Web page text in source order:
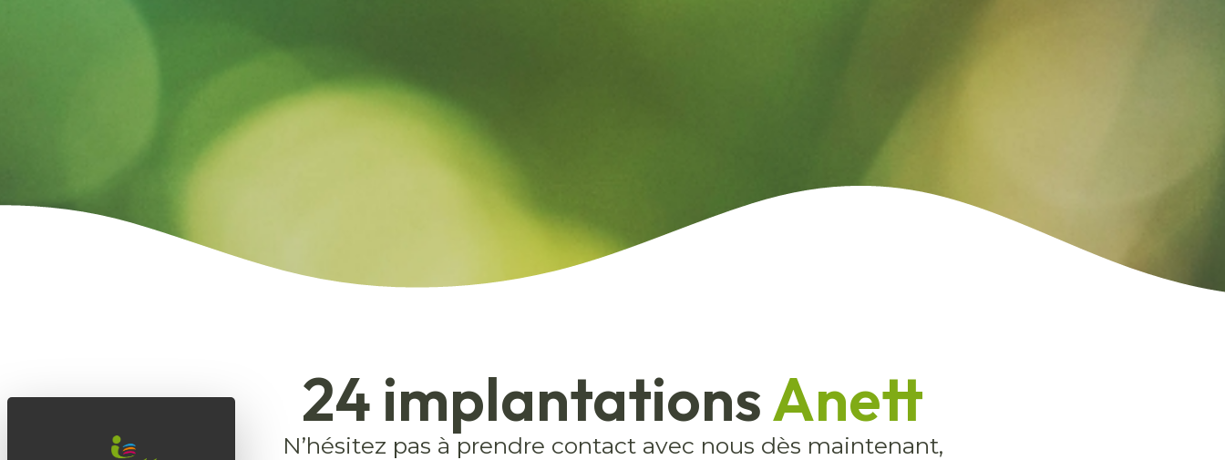
24 implantationsAnett
N’hésitez pas à prendre contact avec nous dès maintenant,